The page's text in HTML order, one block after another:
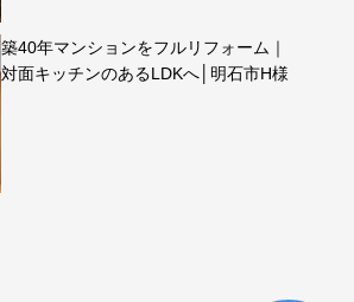
築40年マンションをフルリフォーム｜
対面キッチンのあるLDKへ│明石市H様